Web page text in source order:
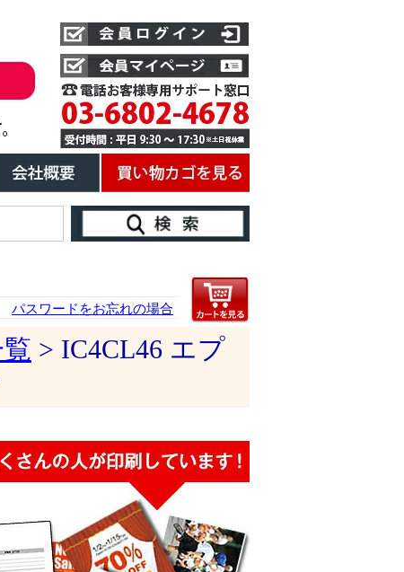
パスワードをお忘れの場合
> IC4CL46 エプ